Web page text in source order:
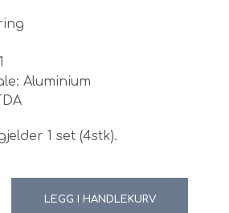
Aluminium
1 set (4stk).
LEGG I HANDLEKURV